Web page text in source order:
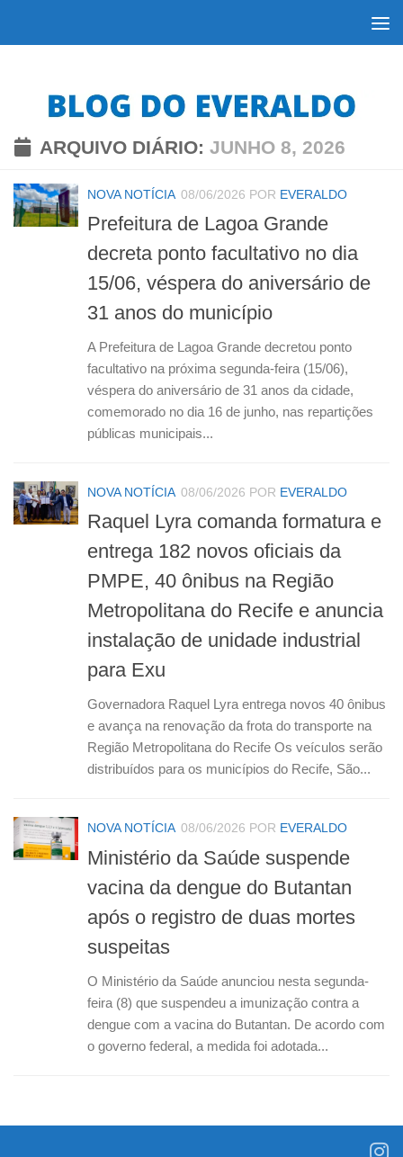
ARQUIVO DIÁRIO: JUNHO 8, 2026
NOVA NOTÍCIA 08/06/2026 POR EVERALDO
Prefeitura de Lagoa Grande
decreta ponto facultativo no dia
15/06, véspera do aniversário de
31 anos do município
A Prefeitura de Lagoa Grande decretou ponto
facultativo na próxima segunda-feira (15/06),
véspera do aniversário de 31 anos da cidade,
comemorado no dia 16 de junho, nas repartições
públicas municipais...
NOVA NOTÍCIA 08/06/2026 POR EVERALDO
Raquel Lyra comanda formatura e
entrega 182 novos oficiais da
PMPE, 40 ônibus na Região
Metropolitana do Recife e anuncia
instalação de unidade industrial
para Exu
Governadora Raquel Lyra entrega novos 40 ônibus
e avança na renovação da frota do transporte na
Região Metropolitana do Recife Os veículos serão
distribuídos para os municípios do Recife, São...
NOVA NOTÍCIA 08/06/2026 POR EVERALDO
Ministério da Saúde suspende
vacina da dengue do Butantan
após o registro de duas mortes
suspeitas
O Ministério da Saúde anunciou nesta segunda-
feira (8) que suspendeu a imunização contra a
dengue com a vacina do Butantan. De acordo com
o governo federal, a medida foi adotada...